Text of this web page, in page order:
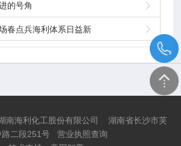
的号角
春点兵海利体系日益新
南海利化工股份有限公司 湖南省长沙市芙
路二段251号 营业执照查询